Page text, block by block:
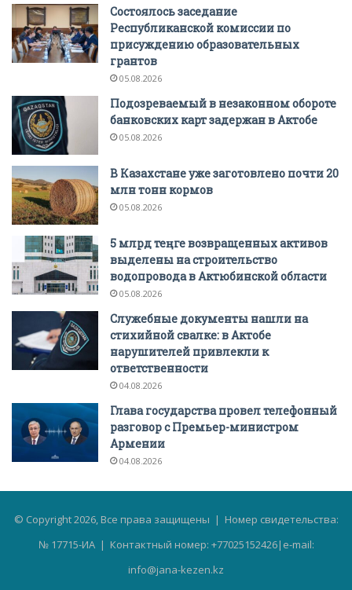
Состоялось заседание
Республиканской комиссии по
присуждению образовательных
грантов
05.08.2026
Подозреваемый в незаконном обороте
банковских карт задержан в Актобе
05.08.2026
В Казахстане уже заготовлено почти 20
млн тонн кормов
05.08.2026
5 млрд теңге возвращенных активов
выделены на строительство
водопровода в Актюбинской области
05.08.2026
Служебные документы нашли на
стихийной свалке: в Актобе
нарушителей привлекли к
ответственности
04.08.2026
Глава государства провел телефонный
разговор с Премьер-министром
Армении
04.08.2026
© Copyright 2026, Все права защищены | Номер свидетельства:
№ 17715-ИА | Контактный номер: +77025152426|e-mail:
info@jana-kezen.kz